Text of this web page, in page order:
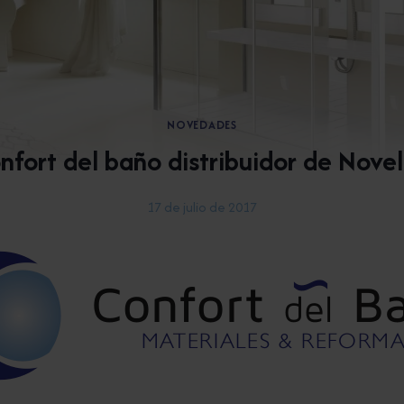
NOVEDADES
del baño distribuidor de
17 de julio de 2017